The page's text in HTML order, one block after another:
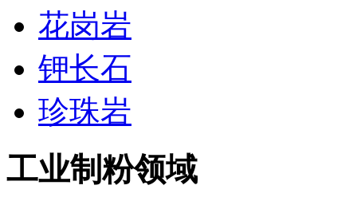
花岗岩
钾长石
珍珠岩
工业制粉领域